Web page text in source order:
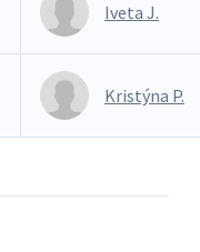
Iveta J.
Kristýna P.